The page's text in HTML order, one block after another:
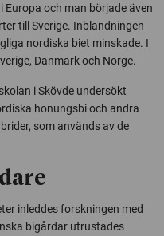
och man började även
till Sverige. Inblandningen
nordiska biet minskade. I
Danmark och Norge.
i Skövde undersökt
honungsbi och andra
som används av de
inleddes forskningen med
bigårdar utrustades